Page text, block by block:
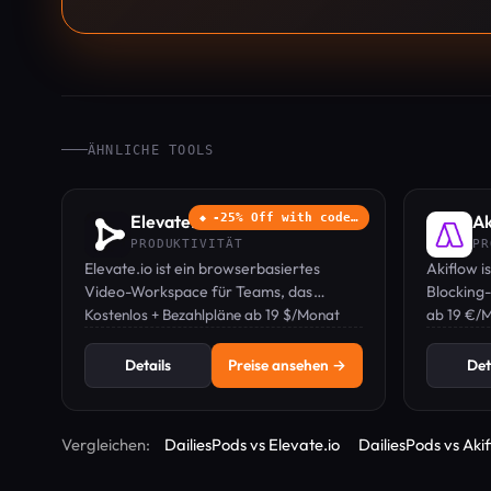
ÄHNLICHE TOOLS
-25% Off with code…
Elevate.io ◆
PRODUKTIVITÄT
Elevate.io ist ein browserbasiertes
Video-Workspace für Teams, das
Echtzeit-Zusammenarbeit, KI-
und Cloud-Speicher vereint.
Kostenlos + Bezahlpläne ab 19 $/Monat
Details Preise ansehen →
Akiflow
ab 19 €/
Vergleichen: DailiesPods vs Elevate.io DailiesPods vs